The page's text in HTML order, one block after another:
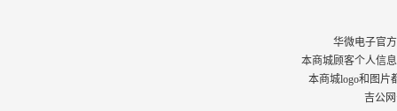
华微电子官
本商城顾客个人信
本商城logo和图片
吉公网